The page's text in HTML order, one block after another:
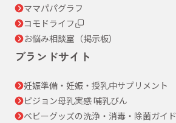
ママパパグラフ
コモドライフ
お悩み相談室（掲示板）
ブランドサイト
妊娠準備・妊娠・授乳中サプリメント
ピジョン母乳実感 哺乳びん
ベビーグッズの洗浄・消毒・除菌ガイド